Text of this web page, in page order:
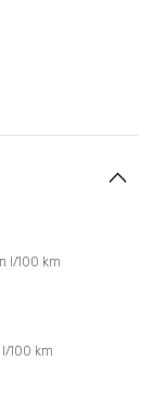
l/100 km
100 km